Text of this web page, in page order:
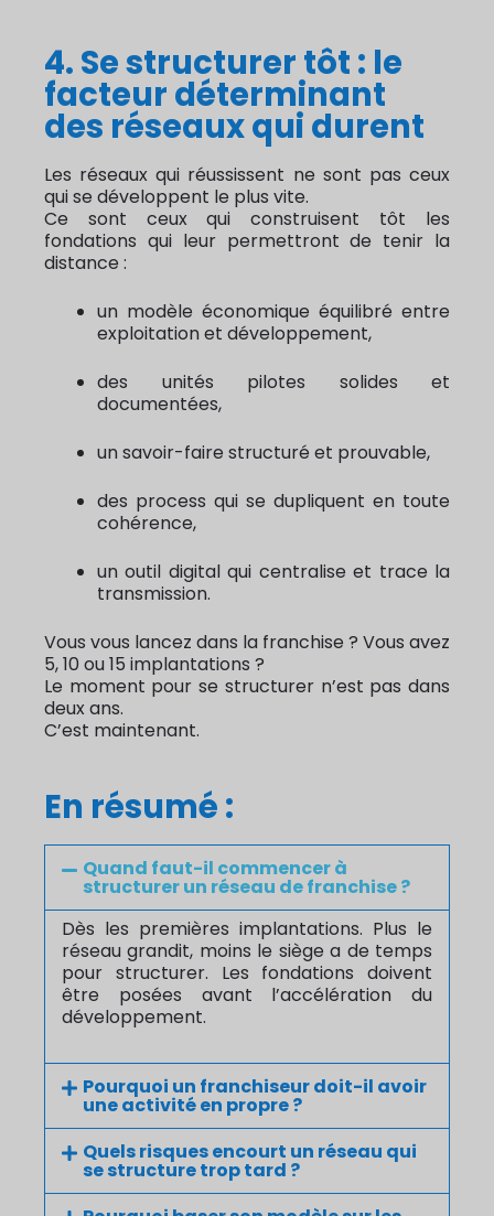
4. Se structurer tôt : le
facteur déterminant
des réseaux qui durent
Les réseaux qui réussissent ne sont pas ceux
qui se développent le plus vite.
Ce sont ceux qui construisent tôt les
fondations qui leur permettront de tenir la
distance :
un modèle économique équilibré entre
exploitation et développement,
des unités pilotes solides et
documentées,
un savoir-faire structuré et prouvable,
des process qui se dupliquent en toute
cohérence,
un outil digital qui centralise et trace la
transmission.
Vous vous lancez dans la franchise ? Vous avez
5, 10 ou 15 implantations ?
Le moment pour se structurer n’est pas dans
deux ans.
C’est maintenant.
En résumé :
Quand faut-il commencer à
structurer un réseau de franchise ?
Dès les premières implantations. Plus le
réseau grandit, moins le siège a de temps
pour structurer. Les fondations doivent
être posées avant l’accélération du
développement.
Pourquoi un franchiseur doit-il avoir
une activité en propre ?
Quels risques encourt un réseau qui
se structure trop tard ?